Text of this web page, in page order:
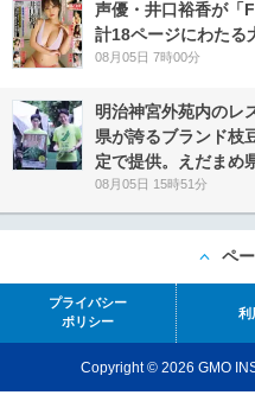
声優・井口裕香が「
計18ページにわたる
08月05日 7時00分
明治神宮外苑内のレ
県が誇るブランド枝
定で提供。えだまめ
08月05日 15時51分
ペ
プライバシー
ポリシー
利
Copyright © 2026 GMO